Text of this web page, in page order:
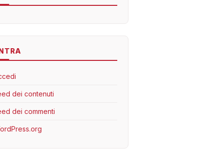
dei contenuti
dei commenti